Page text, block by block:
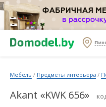
Мебель / Предметы интерьера /
Akant «KWK 656»